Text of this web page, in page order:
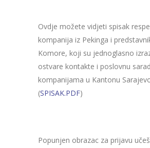
Ovdje možete vidjeti spisak
kompanija iz Pekinga i
Komore, koji su jednoglasno
ostvare kontakte i poslovnu
kompanijama u Kantonu
(SPISAK.PDF)
Popunjen obrazac za prijavu